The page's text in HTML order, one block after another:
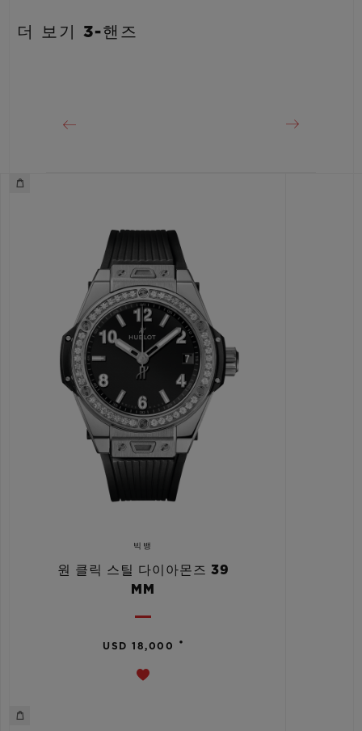
40시간
더 보기 3-핸즈
빅뱅
원 클릭 스틸 다이아몬즈 39
MM
USD 18,000 •